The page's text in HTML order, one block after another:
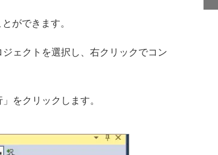
ができます。
ェクトを選択し、右クリックでコン
をクリックします。